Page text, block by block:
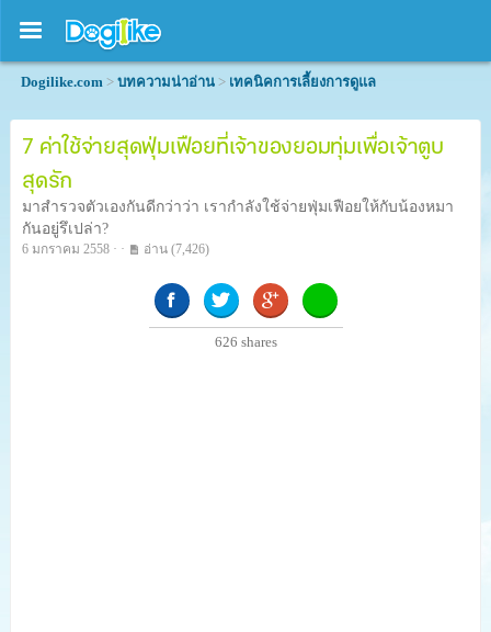
Dogilike.com > บทความน่าอ่าน > เทคนิคการเลี้ยงการดูแล
7 ค่าใช้จ่ายสุดฟุ่มเฟือยที่เจ้าของยอมทุ่มเพื่อเจ้าตูบ
สุดรัก
มาสำรวจตัวเองกันดีกว่าว่า เรากำลังใช้จ่ายฟุ่มเฟือยให้กับน้องหมา
กันอยู่รึเปล่า?
6 มกราคม 2558 · · อ่าน (7,426)
626 shares